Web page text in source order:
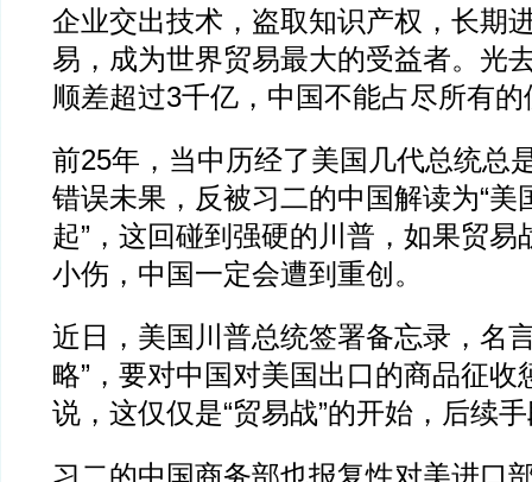
企业交出技术，盗取知识产权，长期
易，成为世界贸易最大的受益者。光
顺差超过3千亿，中国不能占尽所有的
前25年，当中历经了美国几代总统总
错误未果，反被习二的中国解读为“美
起”，这回碰到强硬的川普，如果贸易
小伤，中国一定会遭到重创。
近日，美国川普总统签署备忘录，名
略”，要对中国对美国出口的商品征收
说，这仅仅是“贸易战”的开始，后续